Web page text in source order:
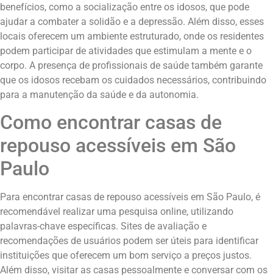
benefícios, como a socialização entre os idosos, que pode
ajudar a combater a solidão e a depressão. Além disso, esses
locais oferecem um ambiente estruturado, onde os residentes
podem participar de atividades que estimulam a mente e o
corpo. A presença de profissionais de saúde também garante
que os idosos recebam os cuidados necessários, contribuindo
para a manutenção da saúde e da autonomia.
Como encontrar casas de
repouso acessíveis em São
Paulo
Para encontrar casas de repouso acessíveis em São Paulo, é
recomendável realizar uma pesquisa online, utilizando
palavras-chave específicas. Sites de avaliação e
recomendações de usuários podem ser úteis para identificar
instituições que oferecem um bom serviço a preços justos.
Além disso, visitar as casas pessoalmente e conversar com os